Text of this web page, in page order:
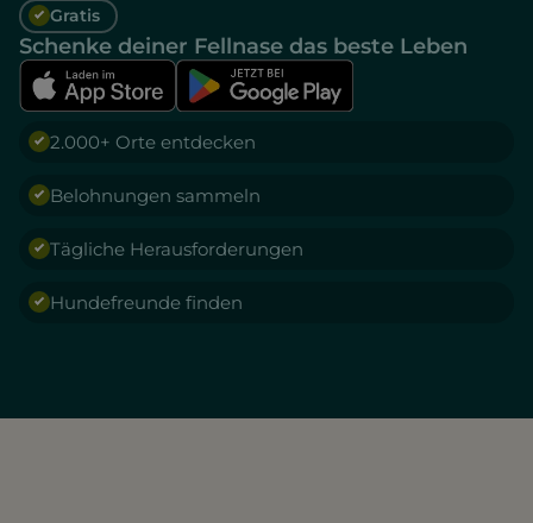
Gratis
Schenke deiner Fellnase das beste Leben
2.000+ Orte entdecken
Belohnungen sammeln
Tägliche Herausforderungen
Hundefreunde finden